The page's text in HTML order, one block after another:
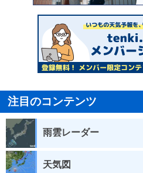
注目のコンテンツ
雨雲レーダー
天気図